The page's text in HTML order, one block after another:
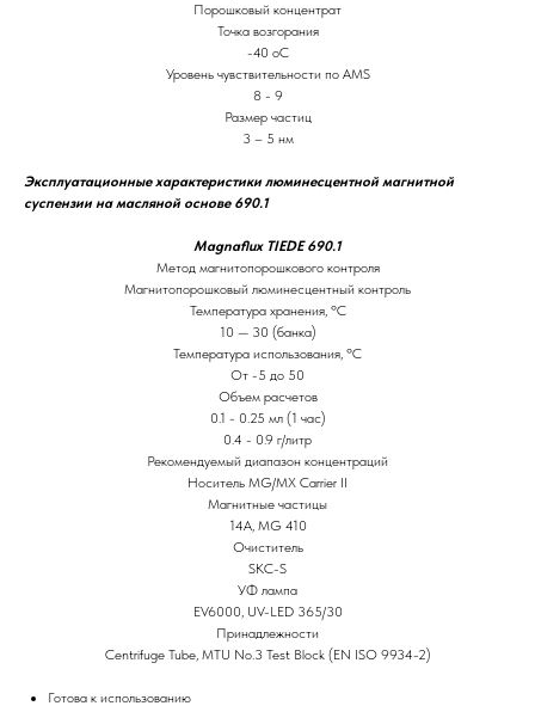
Порошковый концентрат
Точка возгорания
-40 oC
Уровень чувствительности по AMS
8 - 9
Размер частиц
3 – 5 нм
Эксплуатационные характеристики люминесцентной магнитной
суспензии на масляной основе 690.1
Magnaflux TIEDE 690.1
Метод магнитопорошкового контроля
Магнитопорошковый люминесцентный контроль
Температура хранения, ºС
10 — 30 (банка)
Температура использования, ºС
От -5 до 50
Объем расчетов
0.1 - 0.25 мл (1 час)
0.4 - 0.9 г/литр
Рекомендуемый диапазон концентраций
Носитель MG/MX Carrier II
Магнитные частицы
14A, MG 410
Очиститель
SKC-S
УФ лампа
EV6000, UV-LED 365/30
Принадлежности
Centrifuge Tube, MTU No.3 Test Block (EN ISO 9934-2)
Готова к использованию